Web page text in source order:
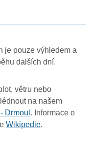
je pouze výhledem a
dalších dní.
větru nebo
na našem
Drmoul . Informace o
Wikipedie.